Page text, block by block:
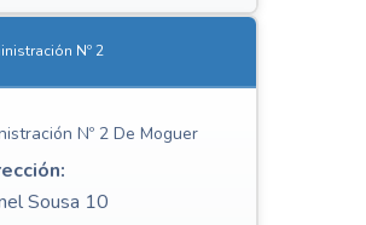
Nº 2
Nº 2 De Moguer
Sousa 10